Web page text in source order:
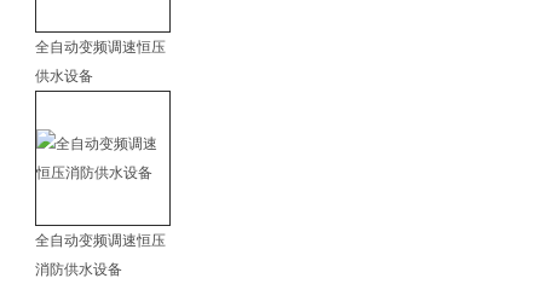
全自动变频调速恒压
供水设备
全自动变频调速恒压
消防供水设备